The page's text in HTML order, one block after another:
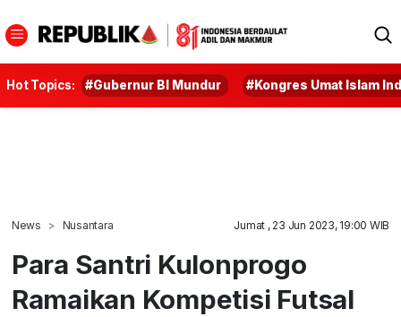
Hot Topics: #Gubernur BI Mundur #Kongres Umat Islam
News Nusantara Jumat , 23 Jun 2023, 19:00 WIB
Para Santri Kulonprogo
Ramaikan Kompetisi Futsal